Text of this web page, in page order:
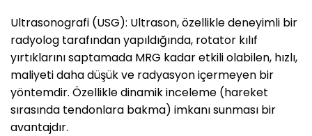
Ultrasonografi (USG): Ultrason, özellikle deneyimli bir
radyolog tarafından yapıldığında, rotator kılıf
yırtıklarını saptamada MRG kadar etkili olabilen, hızlı,
maliyeti daha düşük ve radyasyon içermeyen bir
yöntemdir. Özellikle dinamik inceleme (hareket
sırasında tendonlara bakma) imkanı sunması bir
avantajdır.